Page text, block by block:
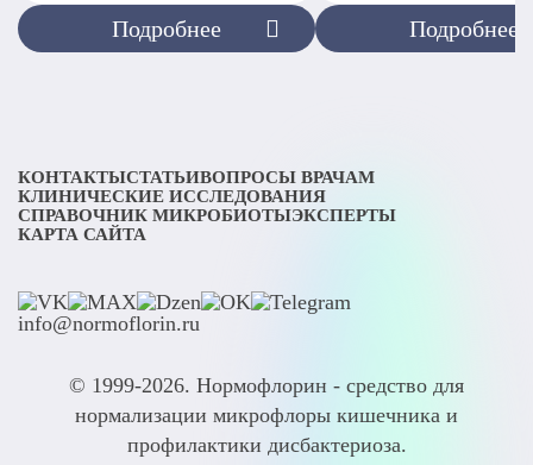
Подробнее Подробнее
КОНТАКТЫСТАТЬИВОПРОСЫ ВРАЧАМ
КЛИНИЧЕСКИЕ ИССЛЕДОВАНИЯ
СПРАВОЧНИК МИКРОБИОТЫЭКСПЕРТЫ
КАРТА САЙТА
info@normoflorin.ru
© 1999-2026. Нормофлорин - средство для
нормализации микрофлоры кишечника и
профилактики дисбактериоза.